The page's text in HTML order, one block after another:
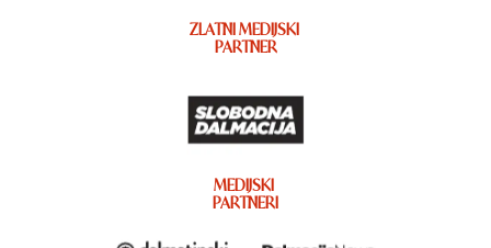
ZLATNI MEDIJSKI
PARTNER
MEDIJSKI
PARTNERI